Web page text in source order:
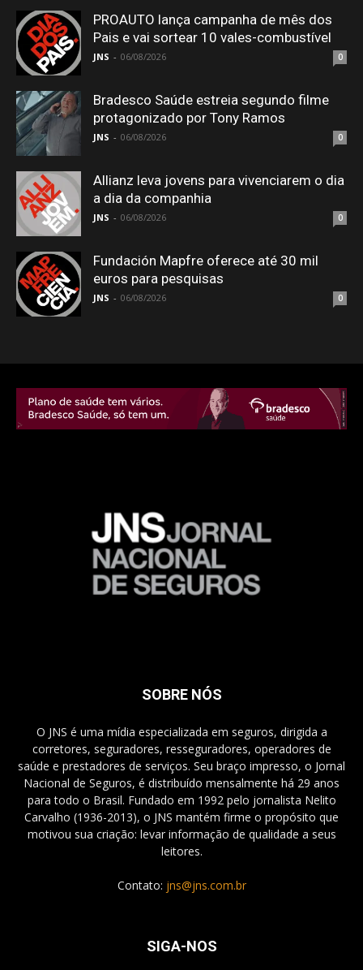
PROAUTO lança campanha de mês dos
Pais e vai sortear 10 vales-combustível
JNS - 06/08/2026 0
Bradesco Saúde estreia segundo filme
protagonizado por Tony Ramos
JNS - 06/08/2026 0
Allianz leva jovens para vivenciarem o dia
a dia da companhia
JNS - 06/08/2026 0
Fundación Mapfre oferece até 30 mil
euros para pesquisas
JNS - 06/08/2026 0
SOBRE NÓS
O JNS é uma mídia especializada em seguros, dirigida a
corretores, seguradores, resseguradores, operadores de
saúde e prestadores de serviços. Seu braço impresso, o Jornal
Nacional de Seguros, é distribuído mensalmente há 29 anos
para todo o Brasil. Fundado em 1992 pelo jornalista Nelito
Carvalho (1936-2013), o JNS mantém firme o propósito que
motivou sua criação: levar informação de qualidade a seus
leitores.
Contato: jns@jns.com.br
SIGA-NOS